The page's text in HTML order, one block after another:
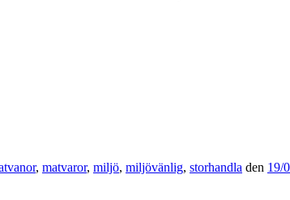
, matvaror, miljö, miljövänlig, storhandla den 19/